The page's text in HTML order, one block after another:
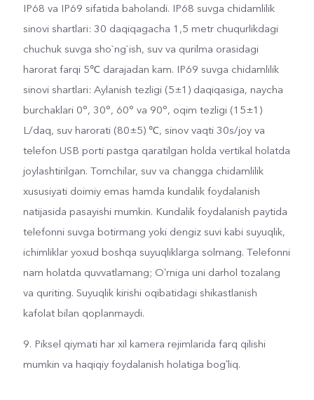
IP68 va IP69 sifatida baholandi. IP68 suvga chidamlilik
sinovi shartlari: 30 daqiqagacha 1,5 metr chuqurlikdagi
chuchuk suvga sho`ng`ish, suv va qurilma orasidagi
harorat farqi 5℃ darajadan kam. IP69 suvga chidamlilik
sinovi shartlari: Aylanish tezligi (5±1) daqiqasiga, naycha
burchaklari 0°, 30°, 60° va 90°, oqim tezligi (15±1)
L/daq, suv harorati (80±5) ℃, sinov vaqti 30s/joy va
telefon USB porti pastga qaratilgan holda vertikal holatda
joylashtirilgan. Tomchilar, suv va changga chidamlilik
xususiyati doimiy emas hamda kundalik foydalanish
natijasida pasayishi mumkin. Kundalik foydalanish paytida
telefonni suvga botirmang yoki dengiz suvi kabi suyuqlik,
ichimliklar yoxud boshqa suyuqliklarga solmang. Telefonni
nam holatda quvvatlamang; Oʻrniga uni darhol tozalang
va quriting. Suyuqlik kirishi oqibatidagi shikastlanish
kafolat bilan qoplanmaydi.
9. Piksel qiymati har xil kamera rejimlarida farq qilishi
mumkin va haqiqiy foydalanish holatiga bogʻliq.